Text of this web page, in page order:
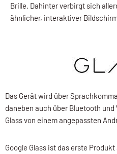
Brille. Dahinter verbirgt sich
ähnlicher, interaktiver
Das Gerät wird über
daneben auch über Bluetooth
Glass von einem angepassten
Google Glass ist das erste